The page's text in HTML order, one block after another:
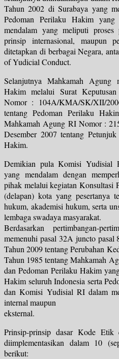
Tahun 2002 di Surabaya yang
Pedoman Perilaku Hakim
mendalam yang meliputi proses
prinsip internasional, maupun
ditetapkan di berbagai Negara,
of Yudicial Conduct.
Selanjutnya Mahkamah Agung
Hakim melalui Surat
Nomor : 104A/KMA/SK/XII/
tentang Pedoman Perilaku
Mahkamah Agung RI Nomor :
Desember 2007 tentang
Hakim.
Demikian pula Komisi Yudisial
yang mendalam dengan
pihak melalui kegiatan Konsultasi
(delapan) kota yang pesertanya
hukum, akademisi hukum, serta
lembaga swadaya masyarakat.
Berdasarkan pertimbangan-
memenuhi pasal 32A juncto
Tahun 2009 tentang Perubahan
Tahun 1985 tentang Mahkamah
dan Pedoman Perilaku Hakim
Hakim seluruh Indonesia serta
dan Komisi Yudisial RI dalam
internal maupun
eksternal.
Prinsip-prinsip dasar Kode Etik
diimplementasikan dalam 10
berikut: